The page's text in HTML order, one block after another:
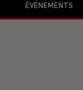
ÉVÉNEMENTS